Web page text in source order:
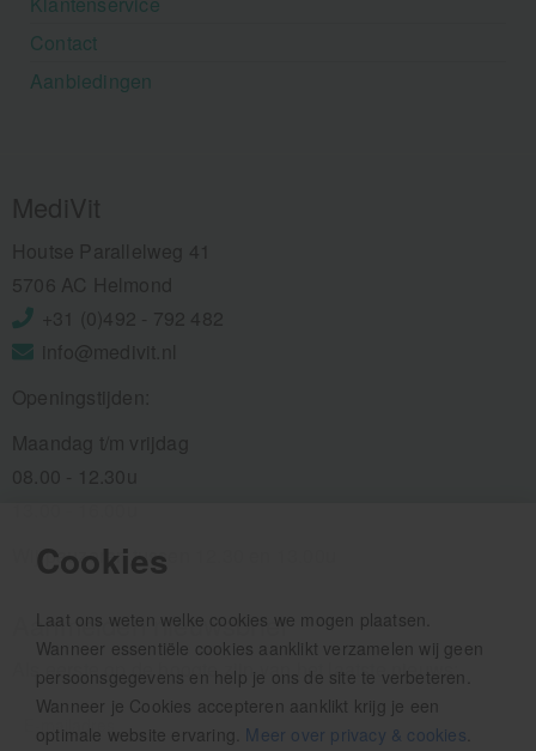
Cookies
Laat ons weten welke cookies we mogen plaatsen.
Wanneer essentiële cookies aanklikt verzamelen wij geen
persoonsgegevens en help je ons de site te verbeteren.
Wanneer je Cookies accepteren aanklikt krijg je een
optimale website ervaring. Meer over privacy & cookies
Contact
Aanbiedingen
Wij pauzeren tussen 12.30 en 13.00u
Aanmelden nieuwsbrief
Als eerste op de hoogte zijn van het laatste nieuws: